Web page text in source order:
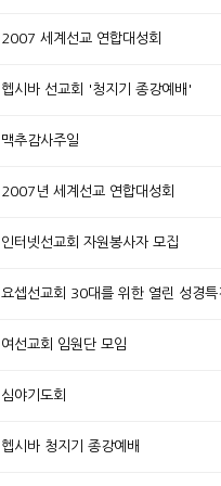
2007 세계선교 연합대성회
헵시바 선교회 '청지기 종강예배'
맥추감사주일
2007년 세계선교 연합대성회
인터넷선교회 자원봉사자 모집
요셉선교회 30대를 위한 열린 성경특
여선교회 임원단 모임
심야기도회
헵시바 청지기 종강예배